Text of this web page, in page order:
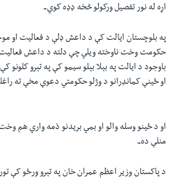
اړه له نور تفصيل ورکولو څخه ډډه کوي۔
په بلوچستان ايالت کې د داعش ډلې د فعاليت او
حکومت وخت ناوخته ويلي چې دلته د داعش
باوجود د ايالت په بېلا بېلو سيمو کې په تېرو
او ځينې کمانډرانو د وژلو حکومتي دعوې مخې ته
او د ځينو وسله والو او بمي بريدنو ذمه واري هم
منلې ده۔
د پاکستان وزير اعظم عمران خان په تېرو ورځو کې